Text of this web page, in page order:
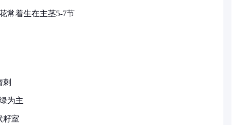
常着生在主茎5-7节
刺
为主
籽室